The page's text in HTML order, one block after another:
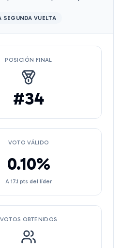
SEGUNDA VUELTA
POSICIÓN FINAL
#34
VOTO VÁLIDO
0.10%
A 17.1 pts del líder
VOTOS OBTENIDOS